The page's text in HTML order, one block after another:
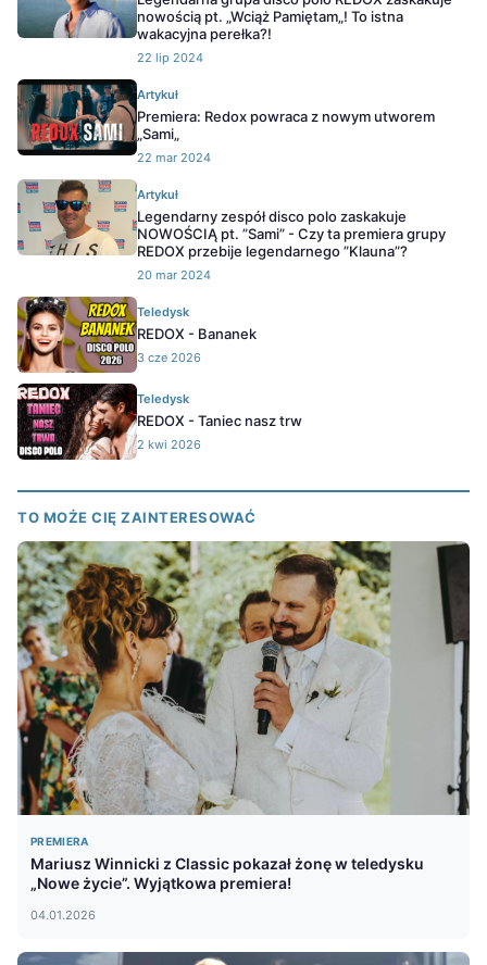
nowością pt. „Wciąż Pamiętam„! To istna
wakacyjna perełka?!
22 lip 2024
Artykuł
Premiera: Redox powraca z nowym utworem
„Sami„
22 mar 2024
Artykuł
Legendarny zespół disco polo zaskakuje
NOWOŚCIĄ pt. ”Sami” - Czy ta premiera grupy
REDOX przebije legendarnego ”Klauna”?
20 mar 2024
Teledysk
REDOX - Bananek
3 cze 2026
Teledysk
REDOX - Taniec nasz trw
2 kwi 2026
TO MOŻE CIĘ ZAINTERESOWAĆ
PREMIERA
Mariusz Winnicki z Classic pokazał żonę w teledysku
„Nowe życie”. Wyjątkowa premiera!
04.01.2026